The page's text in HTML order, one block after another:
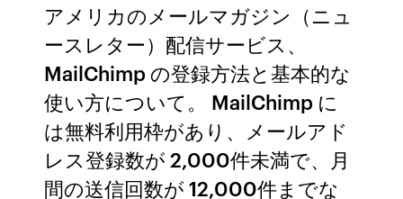
アメリカのメールマガジン（ニュ
ースレター）配信サービス、
MailChimp の登録方法と基本的な
使い方について。 MailChimp に
は無料利用枠があり、メールアド
レス登録数が 2,000件未満で、月
間の送信回数が 12,000件までな